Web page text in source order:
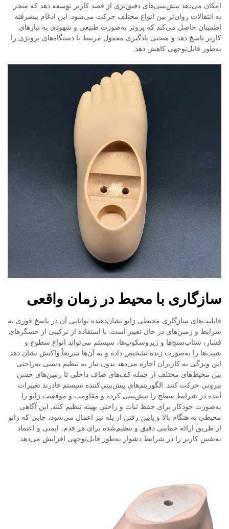
امکان می‌دهد پیش‌بینی‌های دقیق‌تری از قصد کاربر توسعه دهد که منجر
به انتقالات روان‌تر بین انواع مختلف حرکت می‌شود. این ادغام پیشرفته
اطمینان حاصل می‌کند که پروتز به‌صورت طبیعی و شهودی به نیازهای
کاربر پاسخ دهد و منحنی یادگیری معمول مرتبط با دستگاه‌های پروتزی را
به‌طور قابل‌توجهی کاهش دهد.
سازگاری با محیط در زمان واقعی
قابلیت‌های سازگاری محیطی زانو نشان‌دهنده توانایی آن در پاسخ فوری به
شرایط و زمین‌های در حال تغییر است. با استفاده از ترکیبی از حسگرهای
فشار، شتاب‌سنج‌ها و ژیروسکوپ‌ها، سیستم می‌تواند انواع سطوح و
شیب‌ها را به‌صورت زنده تشخیص داده و به آن‌ها سریعاً واکنش نشان دهد.
این ویژگی به کاربران اجازه می‌دهد بدون نیاز به تنظیم دستی به‌راحتی
بین محیط‌های مختلف از جمله کف‌های صاف داخلی تا زمین‌های خشن
بیرونی حرکت کنند. الگوریتم‌های پیش‌بینی‌کننده سیستم قادرند تغییرات
آینده در شرایط سطح را پیش‌بینی کرده و مقاومت و موقعیت زانو را
به‌صورت خودکار برای حفظ ثبات و راحتی بهینه تنظیم کنند. این آگاهی
محیطی به هنگام بالا و پایین رفتن از پله نیز اعمال می‌شود، جایی که زانو
از طریق ارائه حمایتی دقیق و تنظیم‌شده برای هر قدم، ایمنی و اعتماد
به‌نفس کاربر را در شرایط دشوار به‌طور قابل‌توجهی افزایش می‌دهد.